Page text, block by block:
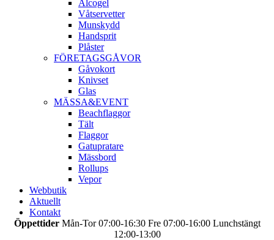
Alcogel
Våtservetter
Munskydd
Handsprit
Plåster
FÖRETAGSGÅVOR
Gåvokort
Knivset
Glas
MÄSSA&EVENT
Beachflaggor
Tält
Flaggor
Gatupratare
Mässbord
Rollups
Vepor
Webbutik
Aktuellt
Kontakt
ÖppettiderMån-Tor 07:00-16:30 Fre 07:00-16:00 Lunchstängt
12:00-13:00